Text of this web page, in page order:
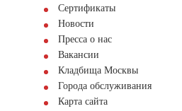
Сертификаты
Новости
Пресса о нас
Вакансии
Кладбища Москвы
Города обслуживания
Карта сайта